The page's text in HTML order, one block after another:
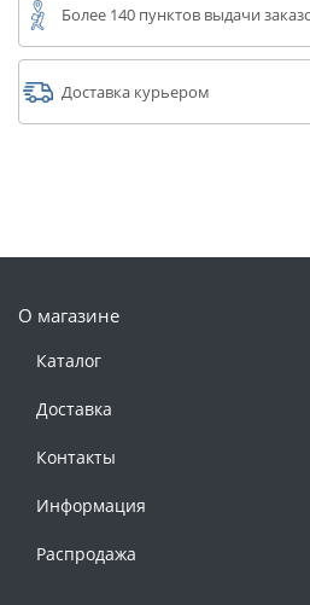
Более 140 пунктов выдачи
Доставка курьером
О магазине
Каталог
Доставка
Контакты
Информация
Распродажа